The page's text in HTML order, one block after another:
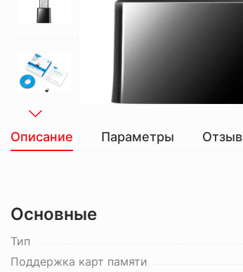
Описание Параметры
Основные
Тип
Поддержка карт памяти